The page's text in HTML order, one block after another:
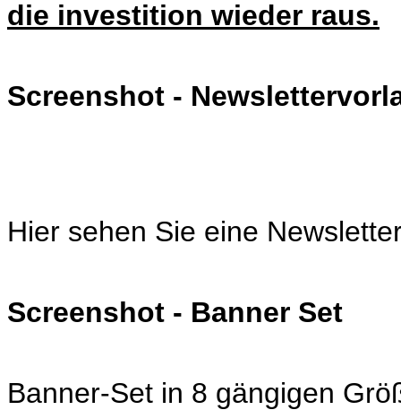
die investition wieder raus.
Screenshot -
Hier sehen Sie eine
Screenshot - Banner Set
Banner-Set in 8 gängigen